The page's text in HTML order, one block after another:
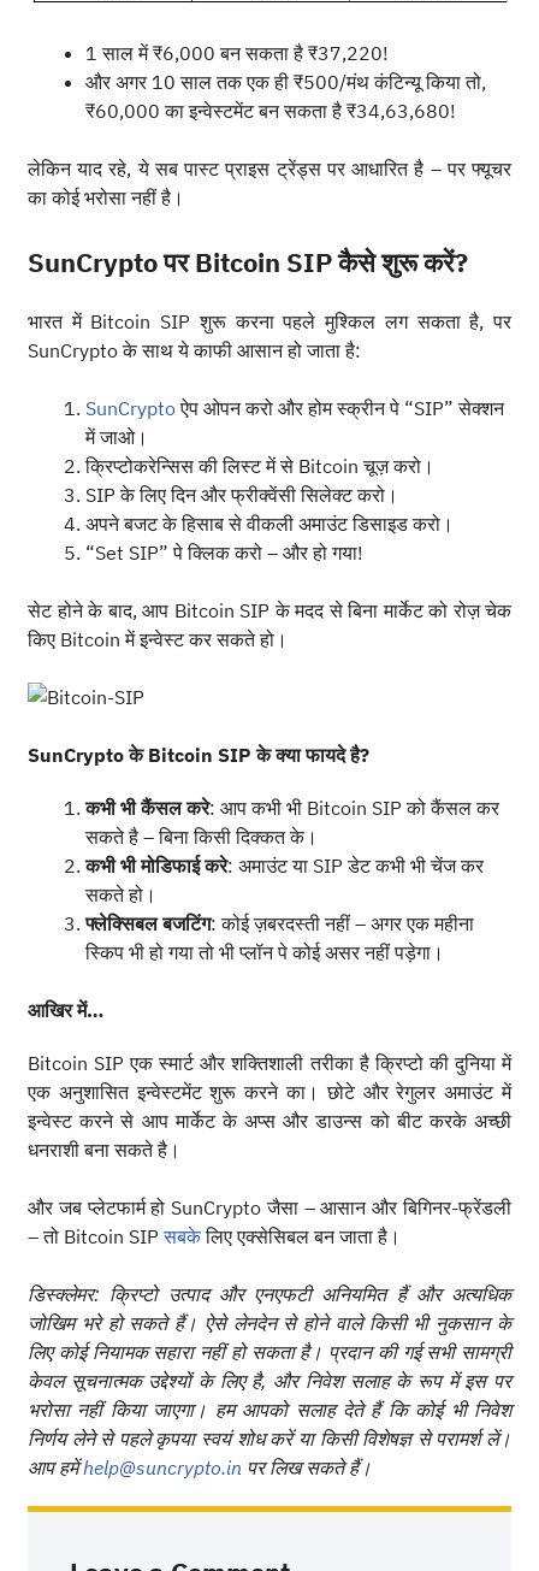
1 साल में ₹6,000 बन सकता है ₹37,220!
और अगर 10 साल तक एक ही ₹500/मंथ कंटिन्यू किया तो,
₹60,000 का इन्वेस्टमेंट बन सकता है ₹34,63,680!
लेकिन याद रहे, ये सब पास्ट प्राइस ट्रेंड्स पर आधारित है – पर फ्यूचर
का कोई भरोसा नहीं है।
SunCrypto पर Bitcoin SIP कैसे शुरू करें?
भारत में Bitcoin SIP शुरू करना पहले मुश्किल लग सकता है, पर
SunCrypto के साथ ये काफी आसान हो जाता है:
SunCryptoऐप ओपन करो और होम स्क्रीन पे “SIP” सेक्शन
में जाओ।
क्रिप्टोकरेन्सिस की लिस्ट में से Bitcoin चूज़ करो।
SIP के लिए दिन और फ्रीक्वेंसी सिलेक्ट करो।
अपने बजट के हिसाब से वीकली अमाउंट डिसाइड करो।
“Set SIP” पे क्लिक करो – और हो गया!
सेट होने के बाद, आप Bitcoin SIP के मदद से बिना मार्केट को रोज़ चेक
किए Bitcoin में इन्वेस्ट कर सकते हो।
SunCrypto के Bitcoin SIP के क्या फायदे है?
कभी भी कैंसल करे: आप कभी भी Bitcoin SIP को कैंसल कर
सकते है – बिना किसी दिक्कत के।
कभी भी मोडिफाई करे: अमाउंट या SIP डेट कभी भी चेंज कर
सकते हो।
फ्लेक्सिबल बजटिंग: कोई ज़बरदस्ती नहीं – अगर एक महीना
स्किप भी हो गया तो भी प्लॉन पे कोई असर नहीं पड़ेगा।
आखिर में…
Bitcoin SIP एक स्मार्ट और शक्तिशाली तरीका है क्रिप्टो की दुनिया में
एक अनुशासित इन्वेस्टमेंट शुरू करने का। छोटे और रेगुलर अमाउंट में
इन्वेस्ट करने से आप मार्केट के अप्स और डाउन्स को बीट करके अच्छी
धनराशी बना सकते है।
और जब प्लेटफार्म हो SunCrypto जैसा – आसान और बिगिनर-फ्रेंडली
– तो Bitcoin SIPसबकेलिए एक्सेसिबल बन जाता है।
डिस्क्लेमर: क्रिप्टो उत्पाद और एनएफटी अनियमित हैं और अत्यधिक
जोखिम भरे हो सकते हैं। ऐसे लेनदेन से होने वाले किसी भी नुकसान के
लिए कोई नियामक सहारा नहीं हो सकता है। प्रदान की गई सभी सामग्री
केवल सूचनात्मक उद्देश्यों के लिए है, और निवेश सलाह के रूप में इस पर
भरोसा नहीं किया जाएगा। हम आपको सलाह देते हैं कि कोई भी निवेश
निर्णय लेने से पहले कृपया स्वयं शोध करें या किसी विशेषज्ञ से परामर्श लें।
आप हमेंhelp@suncrypto.in पर लिख सकते हैं।